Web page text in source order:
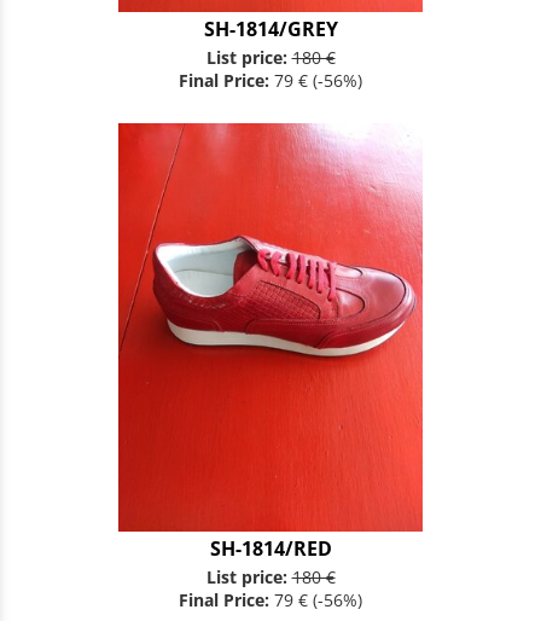
SH-1814/GREY
List price: 180 €
Final Price: 79 € (-56%)
SH-1814/RED
List price: 180 €
Final Price: 79 € (-56%)